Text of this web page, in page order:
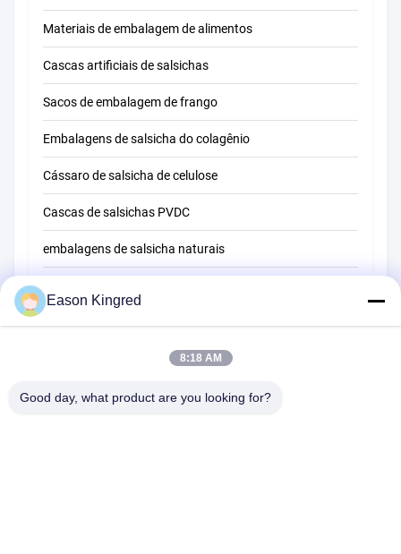
Materiais de embalagem de alimentos
Cascas artificiais de salsichas
Sacos de embalagem de frango
Embalagens de salsicha do colagênio
Cássaro de salsicha de celulose
Cascas de salsichas PVDC
embalagens de salsicha naturais
Película de embalagem de alimentos
Eason Kingred
8:18 AM
Good day, what product are you looking for?